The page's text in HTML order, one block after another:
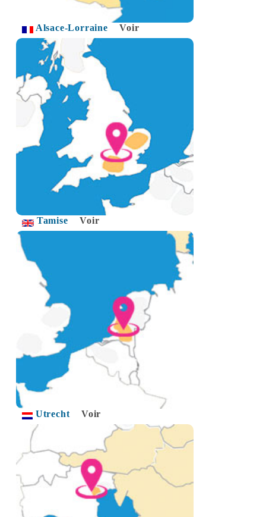
Alsace-Lorraine Voir
Tamise Voir
Utrecht Voir